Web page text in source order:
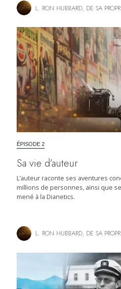
L. RON HUBBARD, DE SA
ÉPISODE 2
Sa vie d’auteur
L’auteur raconte ses aventures
millions de personnes, ainsi que
mené à la Dianetics.
L. RON HUBBARD, DE SA